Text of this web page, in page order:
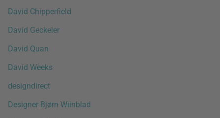
David Chipperfield
David Geckeler
David Quan
David Weeks
designdirect
Designer Bjørn Wiinblad